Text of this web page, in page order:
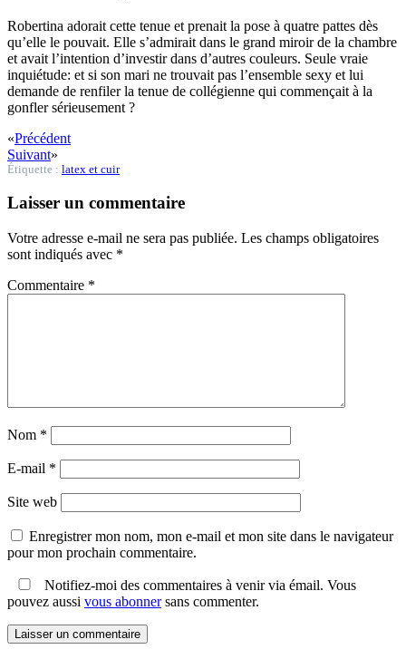
Robertina adorait cette tenue et prenait la pose à quatre pattes dès
qu’elle le pouvait. Elle s’admirait dans le grand miroir de la chambre
et avait l’intention d’investir dans d’autres couleurs. Seule vraie
inquiétude: et si son mari ne trouvait pas l’ensemble sexy et lui
demande de renfiler la tenue de collégienne qui commençait à la
gonfler sérieusement ?
«Précédent
Suivant»
Étiquette : latex et cuir
Laisser un commentaire
Votre adresse e-mail ne sera pas publiée. Les champs obligatoires
sont indiqués avec *
Commentaire *
Nom *
E-mail *
Site web
Enregistrer mon nom, mon e-mail et mon site dans le navigateur
pour mon prochain commentaire.
Notifiez-moi des commentaires à venir via émail. Vous
pouvez aussi vous abonnersans commenter.